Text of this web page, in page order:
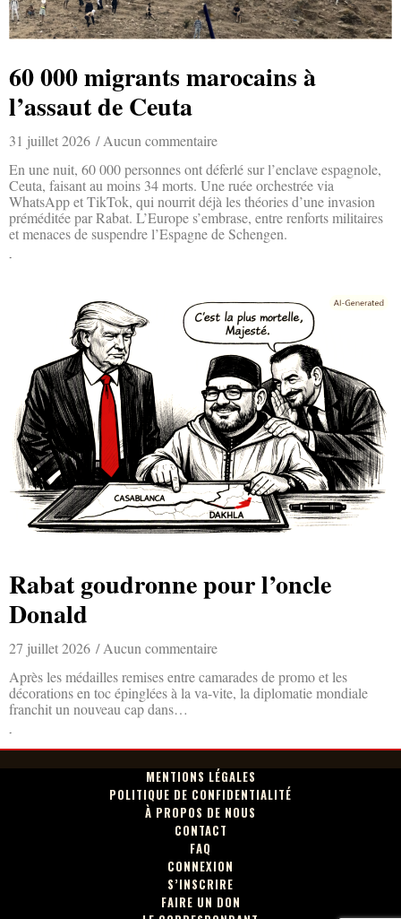
60 000 migrants marocains à
l’assaut de Ceuta
31 juillet 2026
Aucun commentaire
En une nuit, 60 000 personnes ont déferlé sur l’enclave espagnole,
Ceuta, faisant au moins 34 morts. Une ruée orchestrée via
WhatsApp et TikTok, qui nourrit déjà les théories d’une invasion
préméditée par Rabat. L’Europe s’embrase, entre renforts militaires
et menaces de suspendre l’Espagne de Schengen.
Rabat goudronne pour l’oncle
Donald
27 juillet 2026
Aucun commentaire
Après les médailles remises entre camarades de promo et les
décorations en toc épinglées à la va-vite, la diplomatie mondiale
franchit un nouveau cap dans…
MENTIONS LÉGALES
POLITIQUE DE CONFIDENTIALITÉ
À PROPOS DE NOUS
CONTACT
FAQ
CONNEXION
S’INSCRIRE
FAIRE UN DON